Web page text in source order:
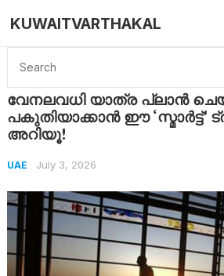
KUWAITVARTHAKAL
Home UAE വേനലവധി യാത്ര പ്ലാൻ ചെയ്തോ? ചെലവ്
വേനലവധി യാത്ര പ്ലാൻ
പകുതിയാക്കാൻ ഈ ‘സ്മാർട്ട്’
അറിയൂ!
UAE July 3, 2026